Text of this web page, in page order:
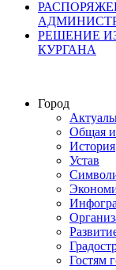
РЕШЕНИЕ
КУРГАНА
Город
Общая
История
Устав
Гостям